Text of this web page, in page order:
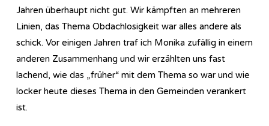
Jahren überhaupt nicht gut. Wir kämpften an mehreren
Linien, das Thema Obdachlosigkeit war alles andere als
schick. Vor einigen Jahren traf ich Monika zufällig in einem
anderen Zusammenhang und wir erzählten uns fast
lachend, wie das „früher“ mit dem Thema so war und wie
locker heute dieses Thema in den Gemeinden verankert
ist.